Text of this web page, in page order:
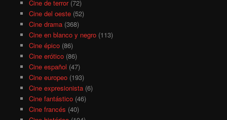
Cine de terror(72)
Cine del oeste(52)
Cine drama(368)
Cine en blanco y negro(113)
Cine épico(86)
Cine erótico(86)
Cine español (47)
Cine europeo(193)
Cine expresionista(6)
Cine fantástico(46)
Cine francés (40)